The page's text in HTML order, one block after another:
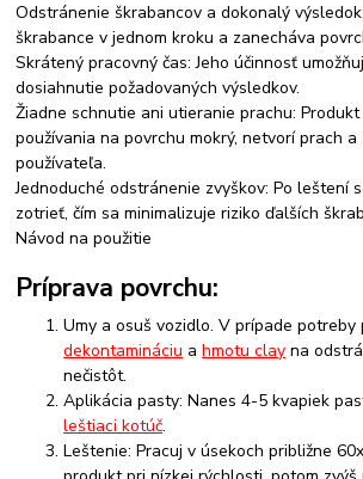
Odstránenie škrabancov a dokonalý
škrabance v jednom kroku a zanecháva
Skrátený pracovný čas: Jeho účinnosť
dosiahnutie požadovaných výsledkov.
Žiadne schnutie ani utieranie prachu:
používania na povrchu mokrý, netvorí prach
používateľa.
Jednoduché odstránenie zvyškov: Po leštení
zotrieť, čím sa minimalizuje riziko ďalších
Návod na použitie
Príprava povrchu:
Umy a osuš vozidlo. V prípade
dekontamináciu ahmotu clay na
nečistôt.
Aplikácia pasty: Nanes 4-5 kvapiek
leštiaci kotúč.
Leštenie: Pracuj v úsekoch približne